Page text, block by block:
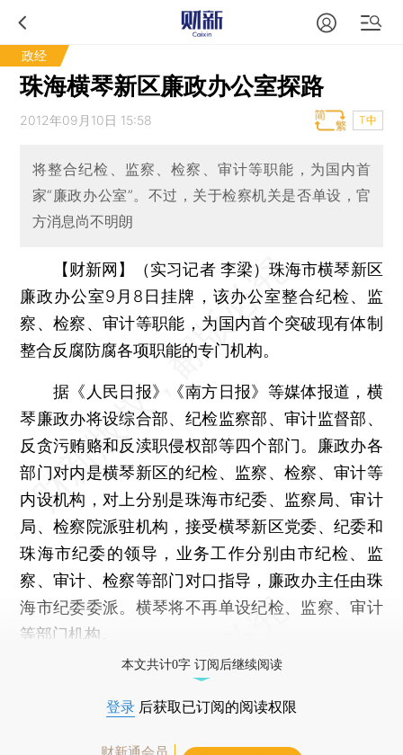
政经
珠海横琴新区廉政办公室探路
2012年09月10日 15:58 T中
将整合纪检、监察、检察、审计等职能，为国内首
家“廉政办公室”。不过，关于检察机关是否单设，官
方消息尚不明朗
【财新网】（实习记者 李梁）珠海市横琴新区
廉政办公室9月8日挂牌，该办公室整合纪检、监
察、检察、审计等职能，为国内首个突破现有体制
整合反腐防腐各项职能的专门机构。
据《人民日报》《南方日报》等媒体报道，横
琴廉政办将设综合部、纪检监察部、审计监督部、
反贪污贿赂和反渎职侵权部等四个部门。廉政办各
部门对内是横琴新区的纪检、监察、检察、审计等
内设机构，对上分别是珠海市纪委、监察局、审计
局、检察院派驻机构，接受横琴新区党委、纪委和
珠海市纪委的领导，业务工作分别由市纪检、监
察、审计、检察等部门对口指导，廉政办主任由珠
海市纪委委派。横琴将不再单设纪检、监察、审计
等部门机构。
本文共计0字 订阅后继续阅读
登录 后获取已订阅的阅读权限